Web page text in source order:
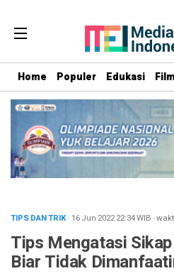
Home Populer Edukasi Film
TIPS DAN TRIK· 16 Jun 202222:34WIB ·
Tips Mengatasi
Biar Tidak